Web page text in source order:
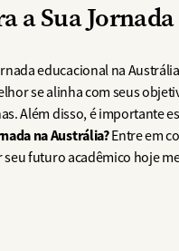
a Sua
educacional na
se alinha com seus
Além disso, é importante
na Austrália?Entre em
seu futuro acadêmico hoje